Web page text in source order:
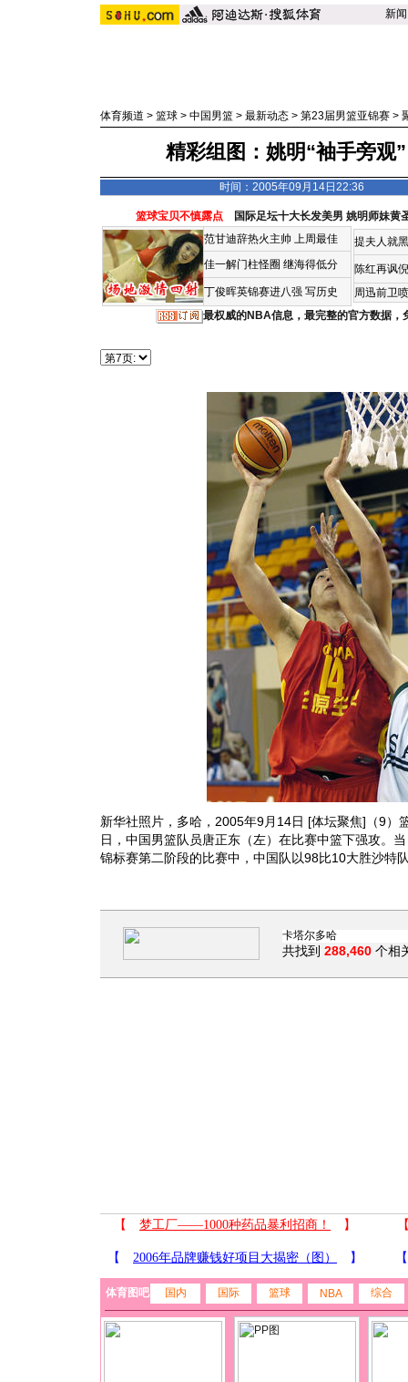
新闻
体育频道 > 篮球 > 中国男篮 > 最新动态 > 第23届男篮亚锦赛 >
精彩组图：姚明“袖手旁观
时间：2005年09月14日22:36
篮球宝贝不慎露点 国际足坛十大长发美男 姚明师妹黄
范甘迪辞热火主帅 上周最佳
佳一解门柱怪圈 继海得低分
丁俊晖英锦赛进八强 写历史
提夫人就
陈红再讽
周迅前卫
最权威的NBA信息，最完整的官方数据，
新华社照片，多哈，2005年9月14日 [体坛聚焦]（9
日，中国男篮队员唐正东（左）在比赛中篮下强攻。
锦标赛第二阶段的比赛中，中国队以98比10大胜沙特
共找到 288,460 个相
体育图吧 国内 国际 篮球 NBA 综合